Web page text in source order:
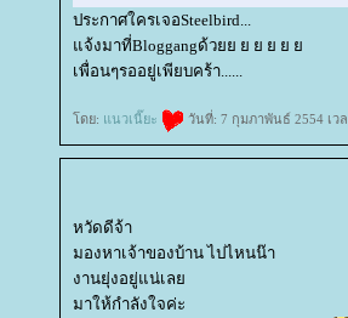
ประกาศใครเจอSteelbird...
จ้งมาที่Bloggangด้ว
เพื่อนๆรออยู่เพียบคร้า......
ดย: นวเนี๊ยะ วันที่: 7 กุมภาพันธ์ 2554 เวล
หวัดดีจ้า
มองหาเจ้าของบ้าน ไปไหนน๊า
งานยุ่งอยู่แน่เล
มาให้กำลังใจค่ะ